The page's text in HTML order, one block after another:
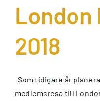
London
2018
Som tidigare år
medlemsresa till